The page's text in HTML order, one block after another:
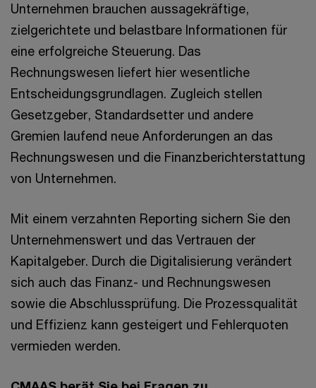
Unternehmen brauchen aussagekräftige,
zielgerichtete und belastbare Informationen für
eine erfolgreiche Steuerung. Das
Rechnungswesen liefert hier wesentliche
Entscheidungsgrundlagen. Zugleich stellen
Gesetzgeber, Standardsetter und andere
Gremien laufend neue Anforderungen an das
Rechnungswesen und die Finanzberichterstattung
von Unternehmen.
Mit einem verzahnten Reporting sichern Sie den
Unternehmenswert und das Vertrauen der
Kapitalgeber. Durch die Digitalisierung verändert
sich auch das Finanz- und Rechnungswesen
sowie die Abschlussprüfung. Die Prozessqualität
und Effizienz kann gesteigert und Fehlerquoten
vermieden werden.